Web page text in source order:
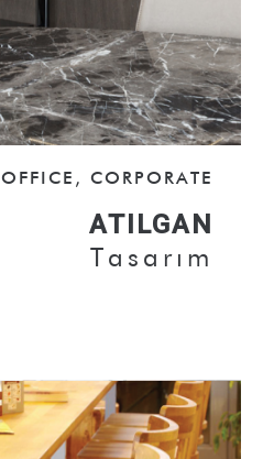
OFFICE, CORPORATE
ATILGAN
Tasarım